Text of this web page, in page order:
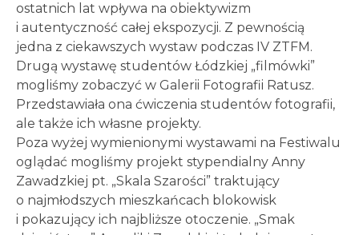
ostatnich lat wpływa na obiektywizm
i autentyczność całej ekspozycji. Z pewnością
jedna z ciekawszych wystaw podczas IV ZTFM.
Drugą wystawę studentów Łódzkiej „filmówki”
mogliśmy zobaczyć w Galerii Fotografii Ratusz.
Przedstawiała ona ćwiczenia studentów fotografii,
ale także ich własne projekty.
Poza wyżej wymienionymi wystawami na Festiwalu
oglądać mogliśmy projekt stypendialny Anny
Zawadzkiej pt. „Skala Szarości” traktujący
o najmłodszych mieszkańcach blokowisk
i pokazujący ich najbliższe otoczenie. „Smak